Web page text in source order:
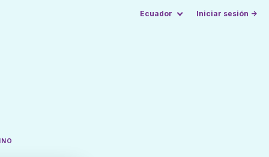
Ecuador Iniciar sesión →